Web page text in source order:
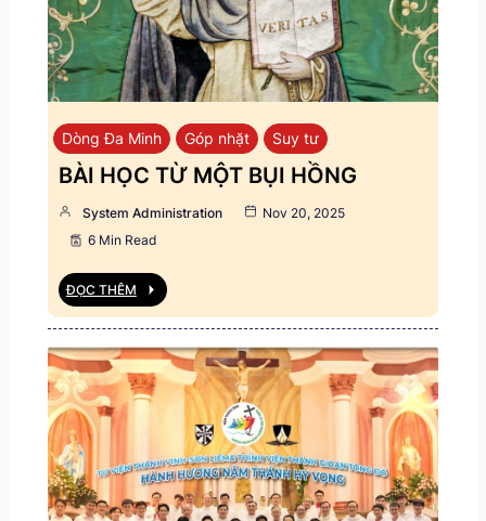
Dòng Đa Minh Góp nhặt Suy tư
BÀI HỌC TỪ MỘT BỤI HỒNG
System Administration
Nov 20, 2025
6 Min Read
ĐỌC THÊM